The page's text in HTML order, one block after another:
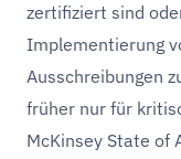
zertifiziert sind
Implementierung
Ausschreibungen
früher nur für
McKinsey State of